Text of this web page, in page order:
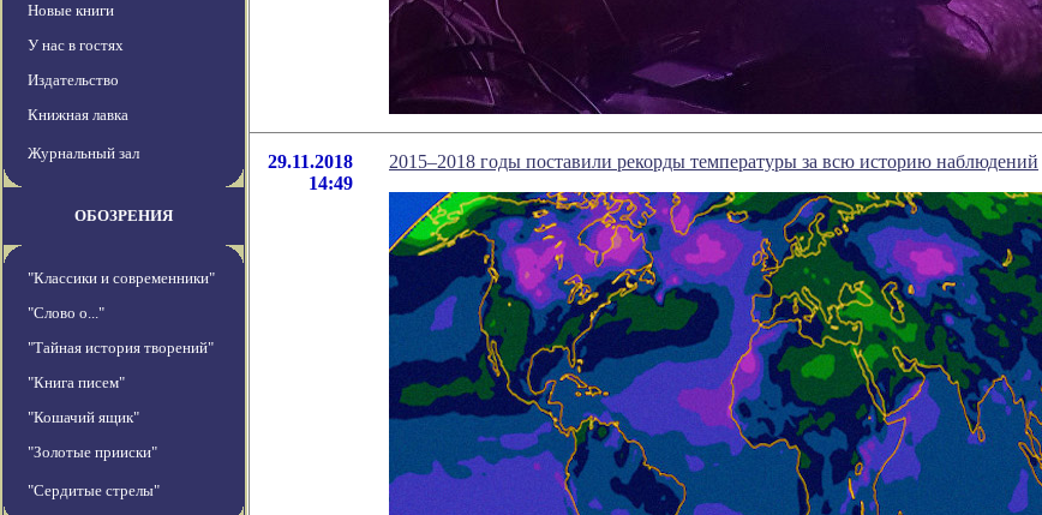
Новые книги
У нас в гостях
Издательство
Книжная лавка
Журнальный зал
ОБОЗРЕНИЯ
"Классики и современники"
"Слово о..."
"Тайная история творений"
"Книга писем"
"Кошачий ящик"
"Золотые прииски"
"Сердитые стрелы"
29.11.2018
14:49
2015–2018 годы поставили рекорды температуры за всю историю наблюдений